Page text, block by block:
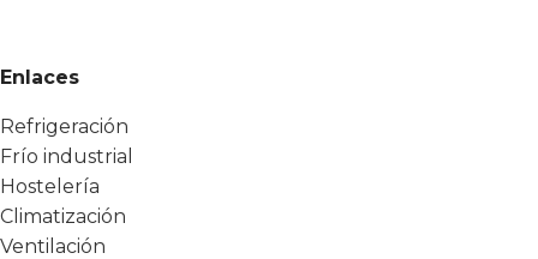
Enlaces
Refrigeración
Frío industrial
Hostelería
Climatización
Ventilación